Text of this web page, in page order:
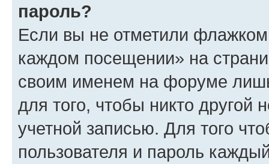
пароль?
Если вы не отметили флажком
каждом посещении» на
своим именем на форуме
для того, чтобы никто другой
учетной записью. Для того
пользователя и пароль